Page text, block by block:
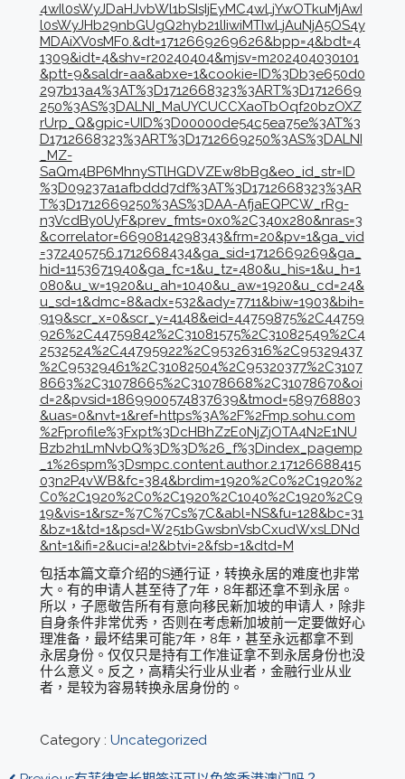
4wIl0sWyJDaHJvbWl1bSIsIjEyMC4wLjYwOTkuMjAwI
l0sWyJHb29nbGUgQ2hyb21lIiwiMTIwLjAuNjA5OS4y
MDAiXV0sMF0.&dt=1712669269626&bpp=4&bdt=4
1309&idt=4&shv=r20240404&mjsv=m202404030101
&ptt=9&saldr=aa&abxe=1&cookie=ID%3Db3e650d0
297b13a4%3AT%3D1712668323%3ART%3D1712669
250%3AS%3DALNI_MaUYCUCCXaoTbOqf20bzOXZ
rUrp_Q&gpic=UID%3D00000de54c5ea75e%3AT%3
D1712668323%3ART%3D1712669250%3AS%3DALNI
_MZ-
SaQm4BP6MhnySTlHGDVZEw8bBg&eo_id_str=ID
%3D09237a1afbddd7df%3AT%3D1712668323%3AR
T%3D1712669250%3AS%3DAA-AfjaEQPCW_rRg-
n3VcdBy0UyF&prev_fmts=0x0%2C340x280&nras=3
&correlator=6690814298343&frm=20&pv=1&ga_vid
=372405756.1712668434&ga_sid=1712669269&ga_
hid=1153671940&ga_fc=1&u_tz=480&u_his=1&u_h=1
080&u_w=1920&u_ah=1040&u_aw=1920&u_cd=24&
u_sd=1&dmc=8&adx=532&ady=7711&biw=1903&bih=
919&scr_x=0&scr_y=4148&eid=44759875%2C44759
926%2C44759842%2C31081575%2C31082549%2C4
2532524%2C44795922%2C95326316%2C95329437
%2C95329461%2C31082504%2C95320377%2C3107
8663%2C31078665%2C31078668%2C31078670&oi
d=2&pvsid=1869900574837639&tmod=589768803
&uas=0&nvt=1&ref=https%3A%2F%2Fmp.sohu.com
%2Fprofile%3Fxpt%3DcHBhZzE0NjZjOTA4N2E1NU
Bzb2h1LmNvbQ%3D%3D%26_f%3Dindex_pagemp
_1%26spm%3Dsmpc.content.author.2.17126688415
03n2P4vWB&fc=384&brdim=1920%2C0%2C1920%2
C0%2C1920%2C0%2C1920%2C1040%2C1920%2C9
19&vis=1&rsz=%7C%7Cs%7C&abl=NS&fu=128&bc=31
&bz=1&td=1&psd=W251bGwsbnVsbCxudWxsLDNd
&nt=1&ifi=2&uci=a!2&btvi=2&fsb=1&dtd=M
包括本篇文章介绍的S通行证，转换永居的难度也非常
大。有的申请人甚至待了7年，8年都还拿不到永居。
所以，子愿敬告所有有意向移民新加坡的申请人，除非
自身条件非常优秀，否则在考虑新加坡前一定要做好心
理准备，最坏结果可能7年，8年，甚至永远都拿不到
永居身份。仅仅只是持有工作准证拿不到永居身份也没
什么意义。反之，高精尖行业从业者，金融行业从业
者，是较为容易转换永居身份的。
Category : Uncategorized